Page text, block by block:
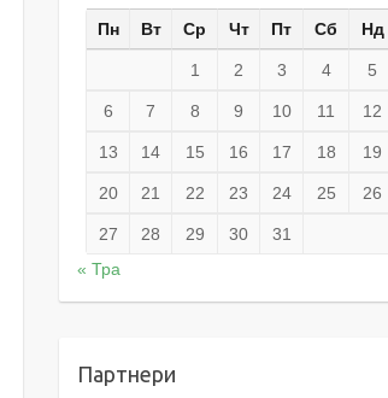
Пн Вт Ср Чт Пт Сб Нд
1 2 3 4 5
6 7 8 9 10 11 12
13 14 15 16 17 18 19
20 21 22 23 24 25 26
27 28 29 30
31
« Тра
Партнери